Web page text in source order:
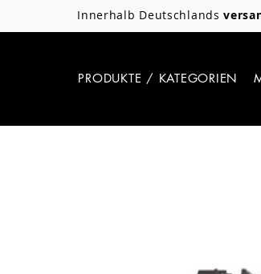
Innerhalb Deutschlands
PRODUKTE / KATEGORIEN